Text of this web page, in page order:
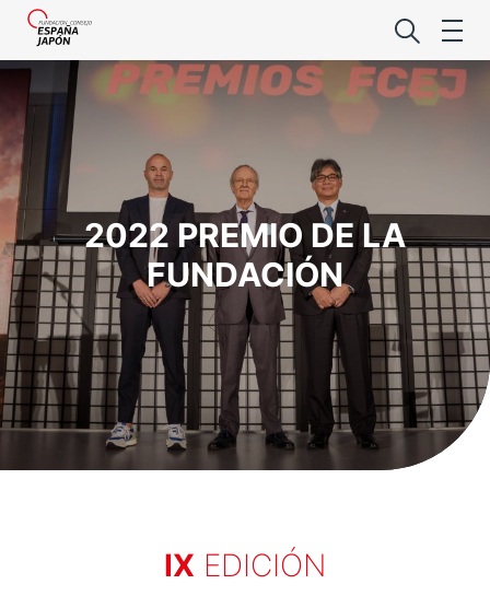
Lo último de la
Foro
Premio de
Noticias
Aviso legal
2022 PREMIO DE LA
FUNDACIÓN
IX EDICIÓN